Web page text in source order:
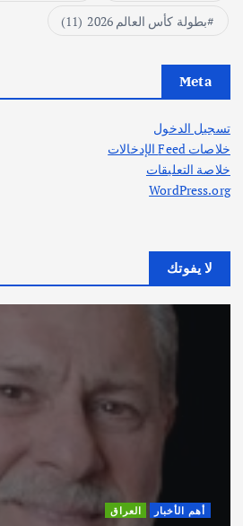
بطولة كأس العالم 2026
(11)
Meta
تسجيل الدخول
خلاصات Feed الإدخالات
خلاصة التعليقات
WordPress.org
لا يفوتك
أهم الأخبار ثقافة وفنون